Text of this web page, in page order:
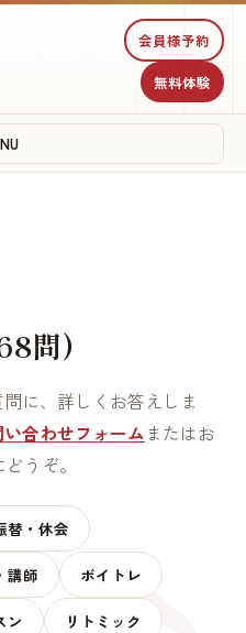
会員様予約
無料体験
問)
に、詳しくお答えしま
い合わせフォームまたはお
うぞ。
替・休会
講師 ボイトレ
ン リトミック